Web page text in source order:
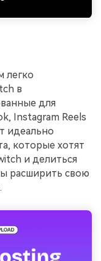
легко
в
для
Instagram Reels
идеально
которые хотят
и делиться
расширить свою